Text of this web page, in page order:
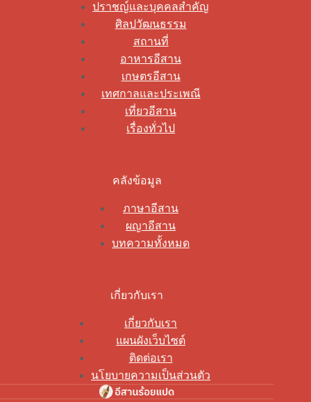
ปราชญ์และบุคคลสำคัญ
ศิลปวัฒนธรรม
สถานที่
อาหารอีสาน
เกษตรอีสาน
เทศกาลและประเพณี
เที่ยวอีสาน
เรื่องทั่วไป
คลังข้อมูล
ภาษาอีสาน
ผญาอีสาน
บทความทั้งหมด
เกี่ยวกับเรา
เกี่ยวกับเรา
แผนผังเว็บไซต์
ติดต่อเรา
นโยบายความเป็นส่วนตัว